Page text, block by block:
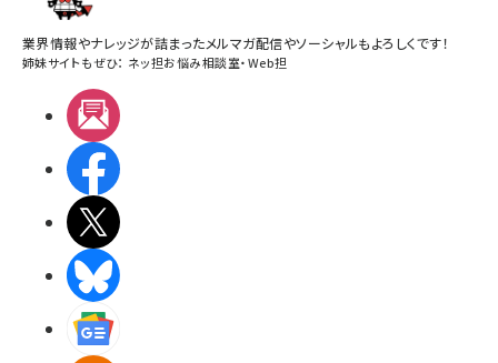
業界情報やナレッジが詰まったメルマガ配信やソーシャルもよろしくです！
姉妹サイトもぜひ： ネッ担お悩み相談室・Web担